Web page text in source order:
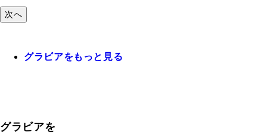
次へ
グラビアをもっと見る
グラビアを